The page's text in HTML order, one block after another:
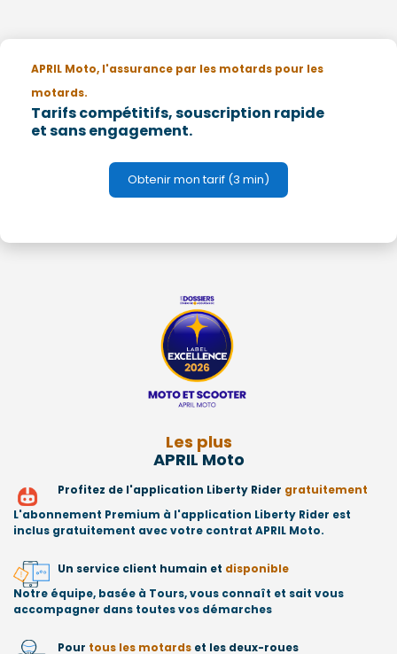
APRIL Moto, l'assurance par les motards pour les
motards.
Tarifs compétitifs, souscription rapide
et sans engagement.
Obtenir mon tarif (3 min)
Les plus
APRIL Moto
Profitez de l'application Liberty Rider gratuitement
L'abonnement Premium à l'application Liberty Rider est
inclus gratuitement avec votre contrat APRIL Moto.
Un service client humain et disponible
Notre équipe, basée à Tours, vous connaît et sait vous
accompagner dans toutes vos démarches
Pour tous les motards et les deux-roues